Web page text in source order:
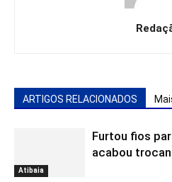
ARTIGOS RELACIONADOS
Atibaia
Furtou fios
acabou